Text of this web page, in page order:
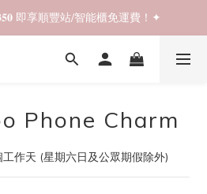
𝐒𝐚𝐥𝐞📚 全店兩件𝟗折！✦
即享順豐站/智能櫃免運費！✦
𝐒𝐚𝐥𝐞📚 全店兩件𝟗折！✦
Phone Charm
作天 (星期六日及公眾期假除外)